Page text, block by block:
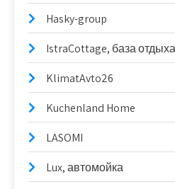
Hasky-group
IstraCottage, база отдыха
KlimatAvto26
Kuchenland Home
LASOMI
Lux, автомойка